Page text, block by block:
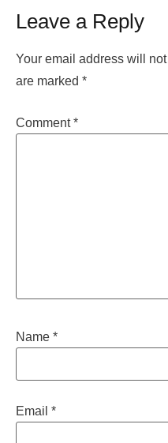
Leave a Reply
Your email address will
are marked *
Comment*
Name *
Email *